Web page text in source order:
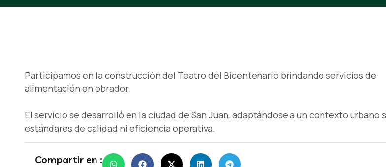
Participamos en la construcción del Teatro del Bicentenario brindando servicios de
alimentación en obrador.
El servicio se desarrolló en la ciudad de San Juan, adaptándose a un contexto urbano
estándares de calidad ni eficiencia operativa.
Compartir en :